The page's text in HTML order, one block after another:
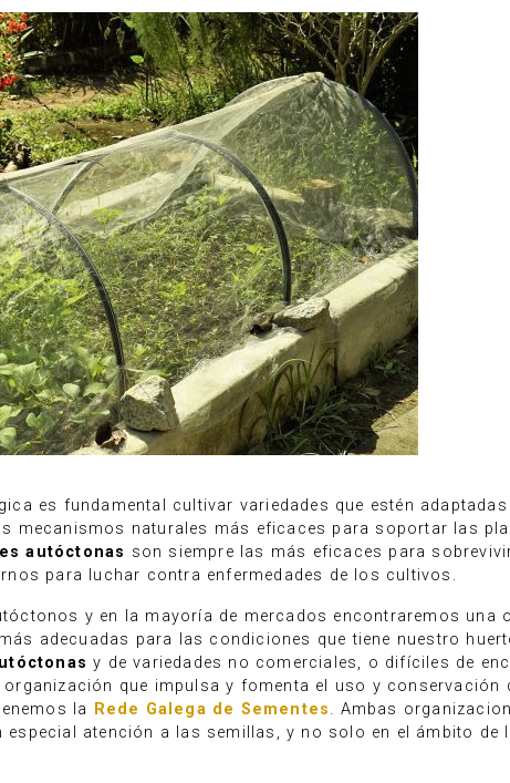
es fundamental cultivar variedades que estén
mecanismos naturales más eficaces para soportar las
autóctonas son siempre las más eficaces para
para luchar contra enfermedades de los cultivos.
y en la mayoría de mercados encontraremos una
adecuadas para las condiciones que tiene nuestro
y de variedades no comerciales, o difíciles de
organización que impulsa y fomenta el uso y conservación
la
Rede Galega de Sementes. Ambas
atención a las semillas, y no solo en el ámbito de